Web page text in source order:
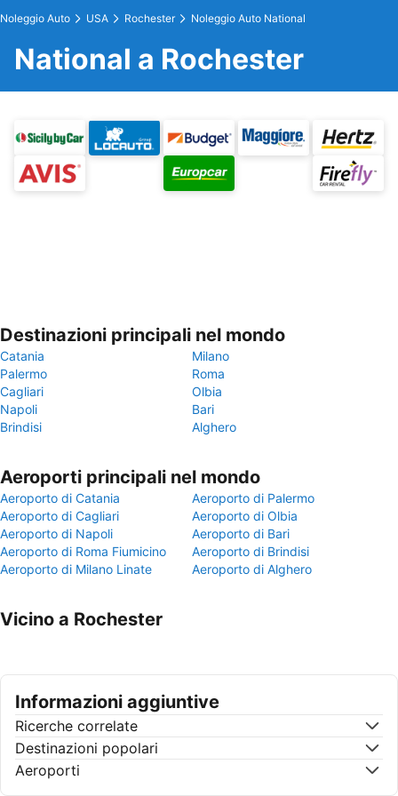
Noleggio Auto USA Rochester Noleggio Auto National
National a Rochester
Destinazioni principali nel mondo
Catania
Milano
Palermo
Roma
Cagliari
Olbia
Napoli
Bari
Brindisi
Alghero
Aeroporti principali nel mondo
Aeroporto di Catania
Aeroporto di Palermo
Aeroporto di Cagliari
Aeroporto di Olbia
Aeroporto di Napoli
Aeroporto di Bari
Aeroporto di Roma Fiumicino
Aeroporto di Brindisi
Aeroporto di Milano Linate
Aeroporto di Alghero
Vicino a Rochester
Informazioni aggiuntive
Ricerche correlate
Destinazioni popolari
Aeroporti